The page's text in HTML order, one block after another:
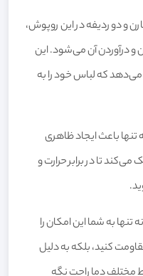
و دو ردیفه در این روپوش،
و درآوردن آن می‌شود. این
می‌دهد که لباس خود را به
تنها باعث ایجاد ظاهری
تا در برابر حرارت و
تنها به شما این امکان را
کنید، بلکه به دلیل